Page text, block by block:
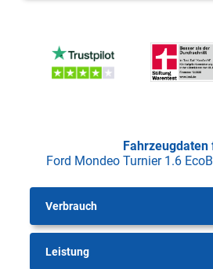
Fahrzeugdaten
Ford Mondeo Turnier 1.6
Verbrauch
Leistung